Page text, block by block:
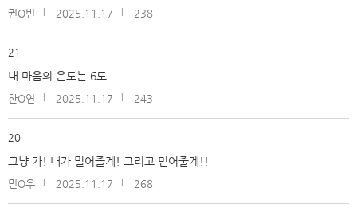
권O빈 2025.11.17 238
21
내 마음의 온도는 6도
한O연 2025.11.17 243
20
그냥 가! 내가 밀어줄게! 그리고 믿어줄게!!
민O우 2025.11.17 268